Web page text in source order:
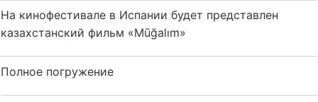
На кинофестивале в Испании будет представлен
казахстанский фильм «Mūğalım»
Полное погружение